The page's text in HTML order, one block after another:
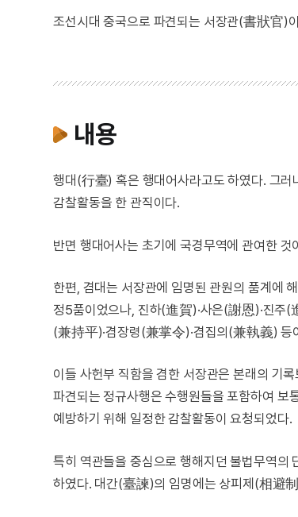
조선시대 중국으로 파견되는 서장관(書狀官)
내용
행대(行臺) 혹은 행대어사라고도 하였다. 그러
감찰활동을 한 관직이다.
반면 행대어사는 초기에 국경무역에 관여한
한편, 겸대는 서장관에 임명된 관원의 품계에
정5품이었으나, 진하(進賀)·사은(謝恩)·진주
(兼持平)·겸장령(兼掌令)·겸집의(兼執義) 등
이들 사헌부 직함을 겸한 서장관은 본래의 기
파견되는 정규사행은 수행원들을 포함하여
예방하기 위해 일정한 감찰활동이 요청되었다.
특히 역관들을 중심으로 행해지던 불법무역의
하였다. 대간(臺諫)의 임명에는 상피제(相避